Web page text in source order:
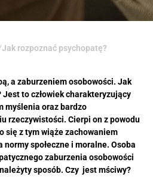
Jak rozpoznać psychopatę?
a zaburzeniem osobowości. Jak
to człowiek charakteryzujący
myślenia oraz bardzo
rzeczywistości. Cierpi on z powodu
się z tym wiąże zachowaniem
społeczne i moralne. Osoba
zaburzenia osobowości
sposób. Czy jest mściwy?